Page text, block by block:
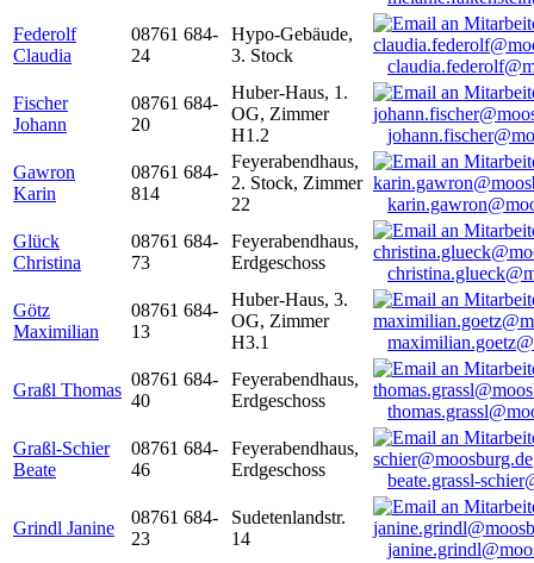
Federolf
Claudia
08761 684-
24
Hypo-Gebäude,
3. Stock
Fischer
Johann
08761 684-
20
Huber-Haus, 1.
OG, Zimmer
H1.2
Gawron
Karin
08761 684-
814
Feyerabendhaus,
2. Stock, Zimmer
22
Glück
Christina
08761 684-
73
Feyerabendhaus,
Erdgeschoss
Götz
Maximilian
08761 684-
13
Huber-Haus, 3.
OG, Zimmer
H3.1
Graßl Thomas
08761 684-
40
Feyerabendhaus,
Erdgeschoss
Graßl-Schier
Beate
08761 684-
46
Feyerabendhaus,
Erdgeschoss
beate.grassl-
Grindl Janine
08761 684-
23
Sudetenlandstr.
14